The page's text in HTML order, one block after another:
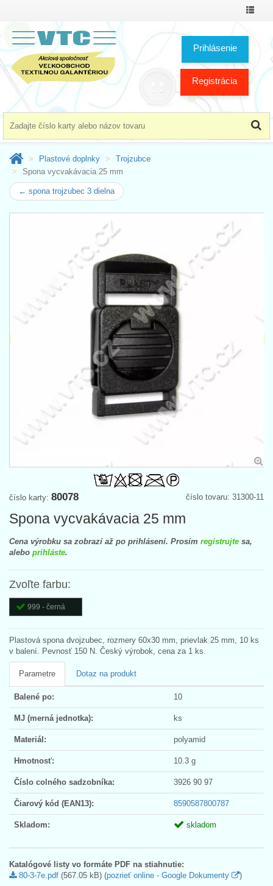
Prepnúť
Prihlásenie
Registrácia
Plastové doplnky
Trojzubce
Spona vycvakávacia 25 mm
← spona trojzubec 3 dielna
číslo tovaru: 31300-11
číslo karty: 80078
Spona vycvakávacia 25 mm
Cena výrobku sa zobrazí až po prihlásení. Prosím registrujte sa,
alebo prihláste.
Zvoľte farbu:
999 - černá
Plastová spona dvojzubec, rozmery 60x30 mm, prievlak 25 mm, 10 ks
v balení. Pevnosť 150 N. Český výrobok, cena za 1 ks.
Parametre Dotaz na produkt
Balené po: 10
MJ (merná jednotka): ks
Materiál: polyamid
Hmotnosť: 10.3 g
Číslo colného sadzobníka: 3926 90 97
Čiarový kód (EAN13): 8590587800787
Skladom: skladom
Katalógové listy vo formáte PDF na stiahnutie:
80-3-7e.pdf (567.05 kB) (pozrieť online - Google Dokumenty )